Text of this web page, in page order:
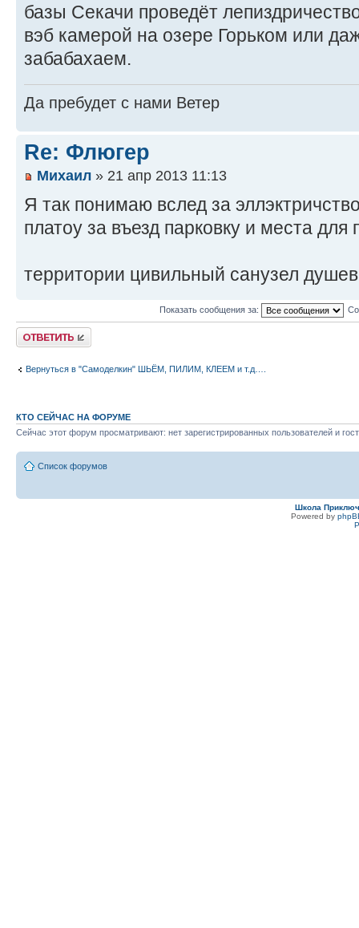
базы Секачи проведёт
вэб камерой на озере Горьком или
забабахаем.
Да пребудет с нами Ветер
Re: Флюгер
Михаил » 21 апр 2013 11:13
Я так понимаю вслед за
платоу за въезд парковку и места для
территории цивильный санузел
Показать сообщения за:
Ответить
Вернуться в "Самоделкин" ШЬЁМ, ПИЛИМ, КЛЕЕМ и т.д….
КТО СЕЙЧАС НА ФОРУМЕ
Сейчас этот форум просматривают: нет зарегистрированных пользователей и
Список форумов
Школа
Powered by